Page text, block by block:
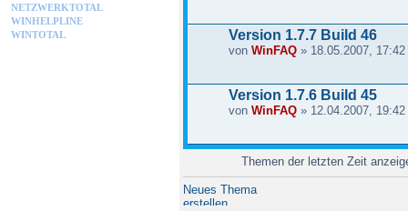
Version 1.7.7 Build 46
von WinFAQ» 18.05.2007, 17:42
Version 1.7.6 Build 45
von WinFAQ» 12.04.2007, 19:42
Themen der letzten Zeit
Neues Thema
erstellen
NETZWERKTOTAL
WINHELPLINE
WINTOTAL